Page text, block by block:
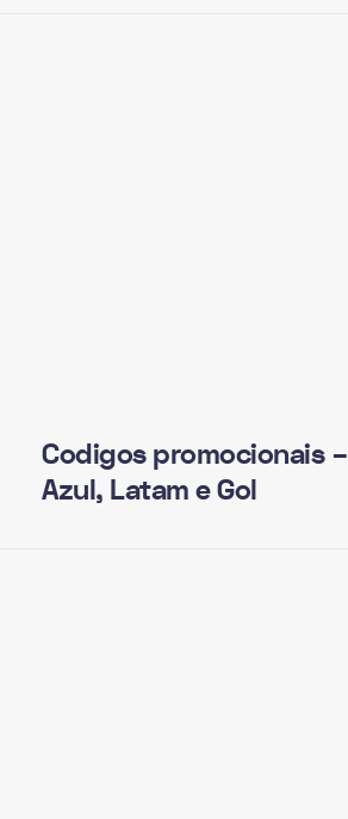
Codigos promocionais –
Azul, Latam e Gol